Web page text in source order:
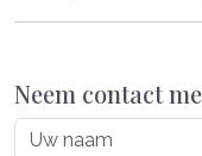
Neem contact